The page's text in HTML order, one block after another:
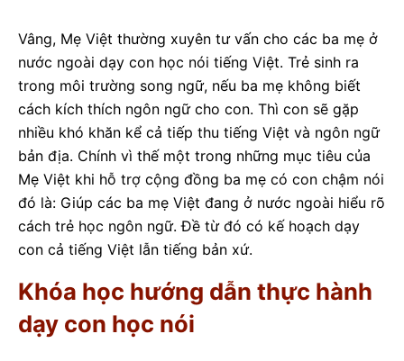
Vâng, Mẹ Việt thường xuyên tư vấn cho các ba mẹ ở
nước ngoài dạy con học nói tiếng Việt. Trẻ sinh ra
trong môi trường song ngữ, nếu ba mẹ không biết
cách kích thích ngôn ngữ cho con. Thì con sẽ gặp
nhiều khó khăn kể cả tiếp thu tiếng Việt và ngôn ngữ
bản địa. Chính vì thế một trong những mục tiêu của
Mẹ Việt khi hỗ trợ cộng đồng ba mẹ có con chậm nói
đó là: Giúp các ba mẹ Việt đang ở nước ngoài hiểu rõ
cách trẻ học ngôn ngữ. Đề từ đó có kế hoạch dạy
con cả tiếng Việt lẫn tiếng bản xứ.
Khóa học hướng dẫn thực hành
dạy con học nói